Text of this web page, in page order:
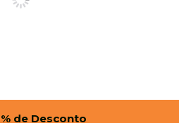
de Desconto